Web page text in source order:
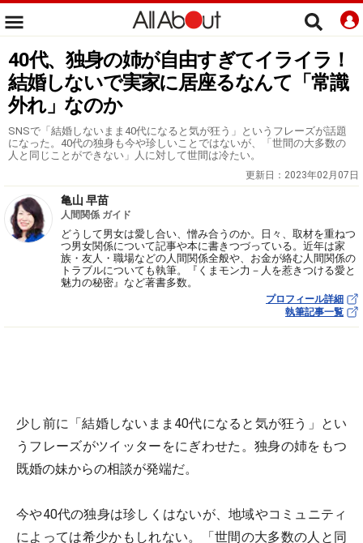
40代、独身の姉が自由すぎてイライラ！
結婚しないで実家に居座るなんて「常識
外れ」なのか
SNSで「結婚しないまま40代になると気が狂う」というフレーズが話題
になった。40代の独身も今や珍しいことではないが、「世間の大多数の
人と同じことができない」人に対して世間は冷たい。
更新日： 2023年02月07日
亀山 早苗
人間関係 ガイド
どうして男女は愛し合い、憎み合うのか。日々、取材を重ねつ
つ男女関係について記事や本に書きつづっている。近年は家
族・友人・職場などの人間関係全般や、お金が絡む人間関係の
トラブルについても執筆。『くまモン力－人を惹きつける愛と
魅力の秘密』など著書多数。
プロフィール詳細
執筆記事一覧
少し前に「結婚しないまま40代になると気が狂う」とい
うフレーズがツイッターをにぎわせた。独身の姉をもつ
既婚の妹からの相談が発端だ。
今や40代の独身は珍しくはないが、地域やコミュニティ
によっては希少かもしれない。「世間の大多数の人と同